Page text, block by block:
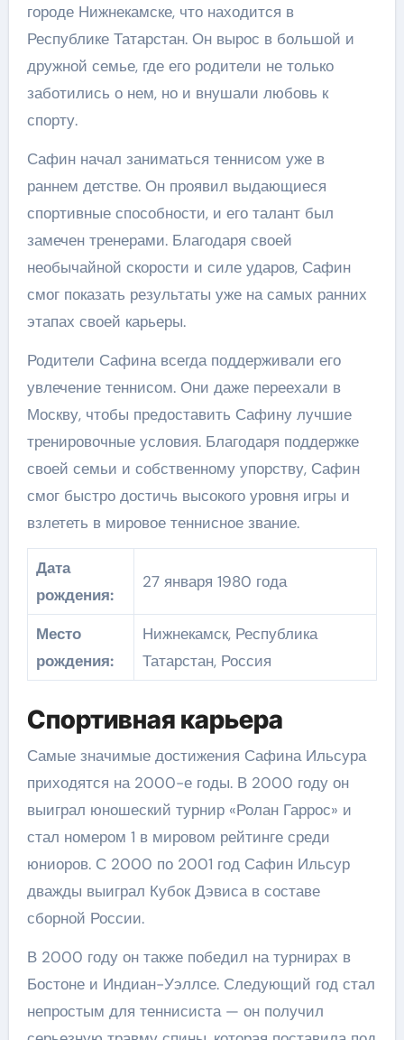
городе Нижнекамске, что находится в
Республике Татарстан. Он вырос в большой и
дружной семье, где его родители не только
заботились о нем, но и внушали любовь к
спорту.
Сафин начал заниматься теннисом уже в
раннем детстве. Он проявил выдающиеся
спортивные способности, и его талант был
замечен тренерами. Благодаря своей
необычайной скорости и силе ударов, Сафин
смог показать результаты уже на самых ранних
этапах своей карьеры.
Родители Сафина всегда поддерживали его
увлечение теннисом. Они даже переехали в
Москву, чтобы предоставить Сафину лучшие
тренировочные условия. Благодаря поддержке
своей семьи и собственному упорству, Сафин
смог быстро достичь высокого уровня игры и
взлететь в мировое теннисное звание.
Дата
рождения:
27 января 1980 года
Место
рождения:
Нижнекамск, Республика
Татарстан, Россия
Спортивная карьера
Самые значимые достижения Сафина Ильсура
приходятся на 2000-е годы. В 2000 году он
выиграл юношеский турнир «Ролан Гаррос» и
стал номером 1 в мировом рейтинге среди
юниоров. С 2000 по 2001 год Сафин Ильсур
дважды выиграл Кубок Дэвиса в составе
сборной России.
В 2000 году он также победил на турнирах в
Бостоне и Индиан-Уэллсе. Следующий год стал
непростым для теннисиста — он получил